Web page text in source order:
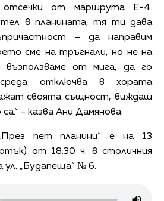
от маршрута Е-4.
в планината, тя ти дава
– да направим
сме на тръгнали, но не на
възползваме от мига, да го
отключва в хората
своята същност, виждаш
– казва Ани Дамянова.
пет планини“ е на 13
от 18:30 ч. в столичния
ул. „Будапеща“ № 6.